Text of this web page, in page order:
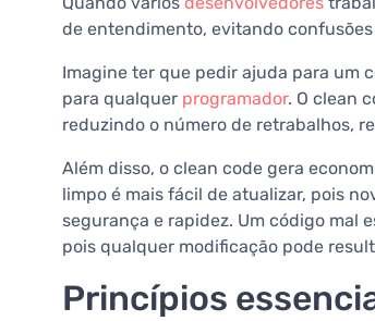
de entendimento, evitando
Imagine ter que pedir ajuda para um
para qualquer programador. O clean
reduzindo o número de retrabalhos,
Além disso, o clean code gera
limpo é mais fácil de atualizar, pois
segurança e rapidez. Um código mal
pois qualquer modificação pode
Princípios